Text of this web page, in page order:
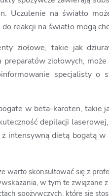
Uczulenie na światło
reakcji na światło mogą
ziołowe, takie jak
ziołowych,
specjalisty o
w beta-karoten, takie
depilacji
intensywną dietą bogatą
warto skonsultować się z
w tym te związane
spożywczych, które się